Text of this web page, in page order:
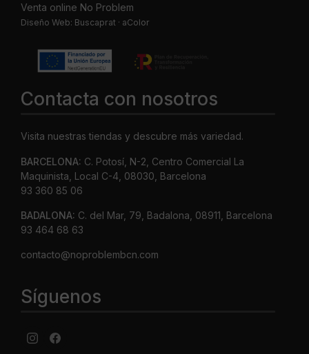
Venta online No Problem
Diseño Web: Buscaprat · aColor
Contacta con nosotros
Visita nuestras tiendas y descubre más variedad.
BARCELONA: C. Potosí, N-2, Centro Comercial La
Maquinista, Local C-4, 08030, Barcelona
93 360 85 06
BADALONA: C. del Mar, 79, Badalona, 08911, Barcelona
93 464 68 63
contacto@noproblembcn.com
Síguenos